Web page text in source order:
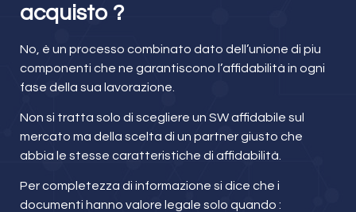
acquisto ?
No, è un processo combinato dato dell’unione di piu
componenti che ne garantiscono l’affidabilità in ogni
fase della sua lavorazione.
Non si tratta solo di scegliere un SW affidabile sul
mercato ma della scelta di un partner giusto che
abbia le stesse caratteristiche di affidabilità.
Per completezza di informazione si dice che i
documenti hanno valore legale solo quando :